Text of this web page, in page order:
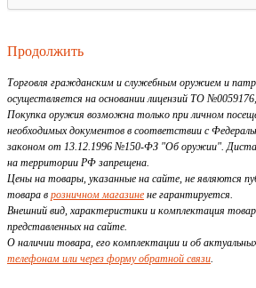
Продолжить
Торговля гражданским и служебным оружием и
осуществляется на основании лицензий ТО
Покупка оружия возможна только при личном
необходимых документов в соответствии с
законом от 13.12.1996 №150-ФЗ "Об оружии".
на территории РФ запрещена.
Цены на товары, указанные на сайте, не являются
товара в розничном магазине не гарантируется.
Внешний вид, характеристики и комплектация
представленных на сайте.
О наличии товара, его комплектации и об
телефонам или через форму обратной связи.